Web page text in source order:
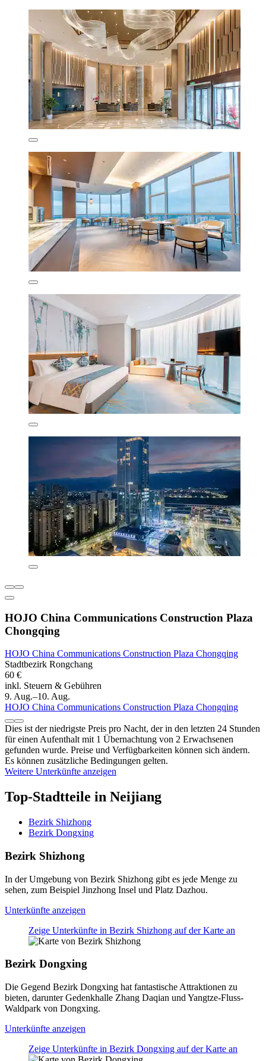
HOJO China Communications Construction Plaza
Chongqing
HOJO China Communications Construction Plaza Chongqing
Stadtbezirk Rongchang
60 €
inkl. Steuern & Gebühren
9. Aug.–10. Aug.
HOJO China Communications Construction Plaza Chongqing
Dies ist der niedrigste Preis pro Nacht, der in den letzten 24 Stunden
für einen Aufenthalt mit 1 Übernachtung von 2 Erwachsenen
gefunden wurde. Preise und Verfügbarkeiten können sich ändern.
Es können zusätzliche Bedingungen gelten.
Weitere Unterkünfte anzeigen
Top-Stadtteile in Neijiang
Bezirk Shizhong
Bezirk Dongxing
Bezirk Shizhong
In der Umgebung von Bezirk Shizhong gibt es jede Menge zu
sehen, zum Beispiel Jinzhong Insel und Platz Dazhou.
Unterkünfte anzeigen
Zeige Unterkünfte in Bezirk Shizhong auf der Karte an
Bezirk Dongxing
Die Gegend Bezirk Dongxing hat fantastische Attraktionen zu
bieten, darunter Gedenkhalle Zhang Daqian und Yangtze-Fluss-
Waldpark von Dongxing.
Unterkünfte anzeigen
Zeige Unterkünfte in Bezirk Dongxing auf der Karte an